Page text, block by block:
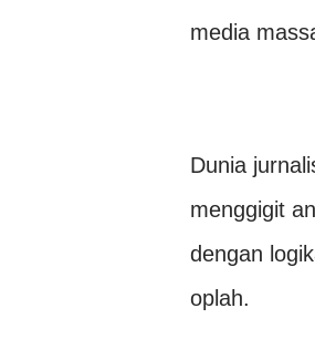
media
Dunia
menggigit
dengan
oplah.